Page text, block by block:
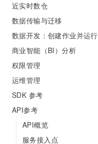
近实时数仓
数据传输与迁移
数据开发：创建作业并运行
商业智能（BI）分析
权限管理
运维管理
SDK 参考
API参考
API概览
服务接入点
专有云